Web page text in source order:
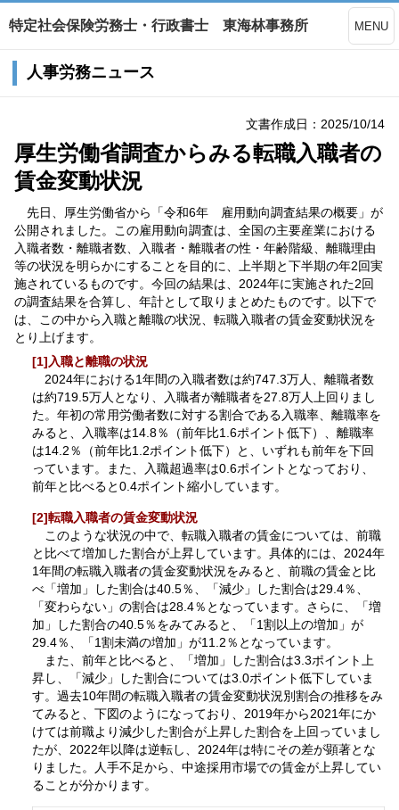
特定社会保険労務士・行政書士 東海林事務所 MENU
人事労務ニュース
文書作成日：2025/10/14
厚生労働省調査からみる転職入職者の
賃金変動状況
先日、厚生労働省から「令和6年 雇用動向調査結果の概要」が
公開されました。この雇用動向調査は、全国の主要産業における
入職者数・離職者数、入職者・離職者の性・年齢階級、離職理由
等の状況を明らかにすることを目的に、上半期と下半期の年2回実
施されているものです。今回の結果は、2024年に実施された2回
の調査結果を合算し、年計として取りまとめたものです。以下で
は、この中から入職と離職の状況、転職入職者の賃金変動状況を
とり上げます。
[1]入職と離職の状況
2024年における1年間の入職者数は約747.3万人、離職者数
は約719.5万人となり、入職者が離職者を27.8万人上回りまし
た。年初の常用労働者数に対する割合である入職率、離職率を
みると、入職率は14.8％（前年比1.6ポイント低下）、離職率
は14.2％（前年比1.2ポイント低下）と、いずれも前年を下回
っています。また、入職超過率は0.6ポイントとなっており、
前年と比べると0.4ポイント縮小しています。
[2]転職入職者の賃金変動状況
このような状況の中で、転職入職者の賃金については、前職
と比べて増加した割合が上昇しています。具体的には、2024年
1年間の転職入職者の賃金変動状況をみると、前職の賃金と比
べ「増加」した割合は40.5％、「減少」した割合は29.4％、
「変わらない」の割合は28.4％となっています。さらに、「増
加」した割合の40.5％をみてみると、「1割以上の増加」が
29.4％、「1割未満の増加」が11.2％となっています。
また、前年と比べると、「増加」した割合は3.3ポイント上
昇し、「減少」した割合については3.0ポイント低下していま
す。過去10年間の転職入職者の賃金変動状況別割合の推移をみ
てみると、下図のようになっており、2019年から2021年にか
けては前職より減少した割合が上昇した割合を上回っていまし
たが、2022年以降は逆転し、2024年は特にその差が顕著とな
りました。人手不足から、中途採用市場での賃金が上昇してい
ることが分かります。